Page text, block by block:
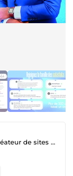
✅ Certifié Développeur Web / Créateur de sites WordPress, Wix, Shopify… / Expert en marketing